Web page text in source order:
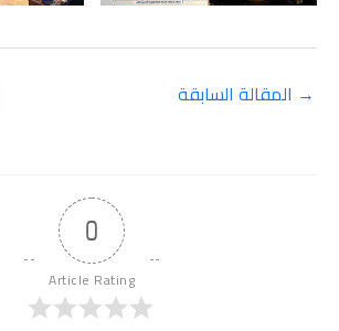
→ المقالة السابقة
0
Article Rating